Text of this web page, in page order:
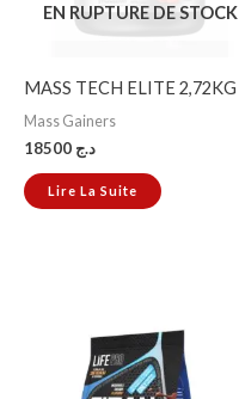
EN RUPTURE DE STOCK
MASS TECH ELITE 2,72KG
Mass Gainers
د.ج
Lire La Suite